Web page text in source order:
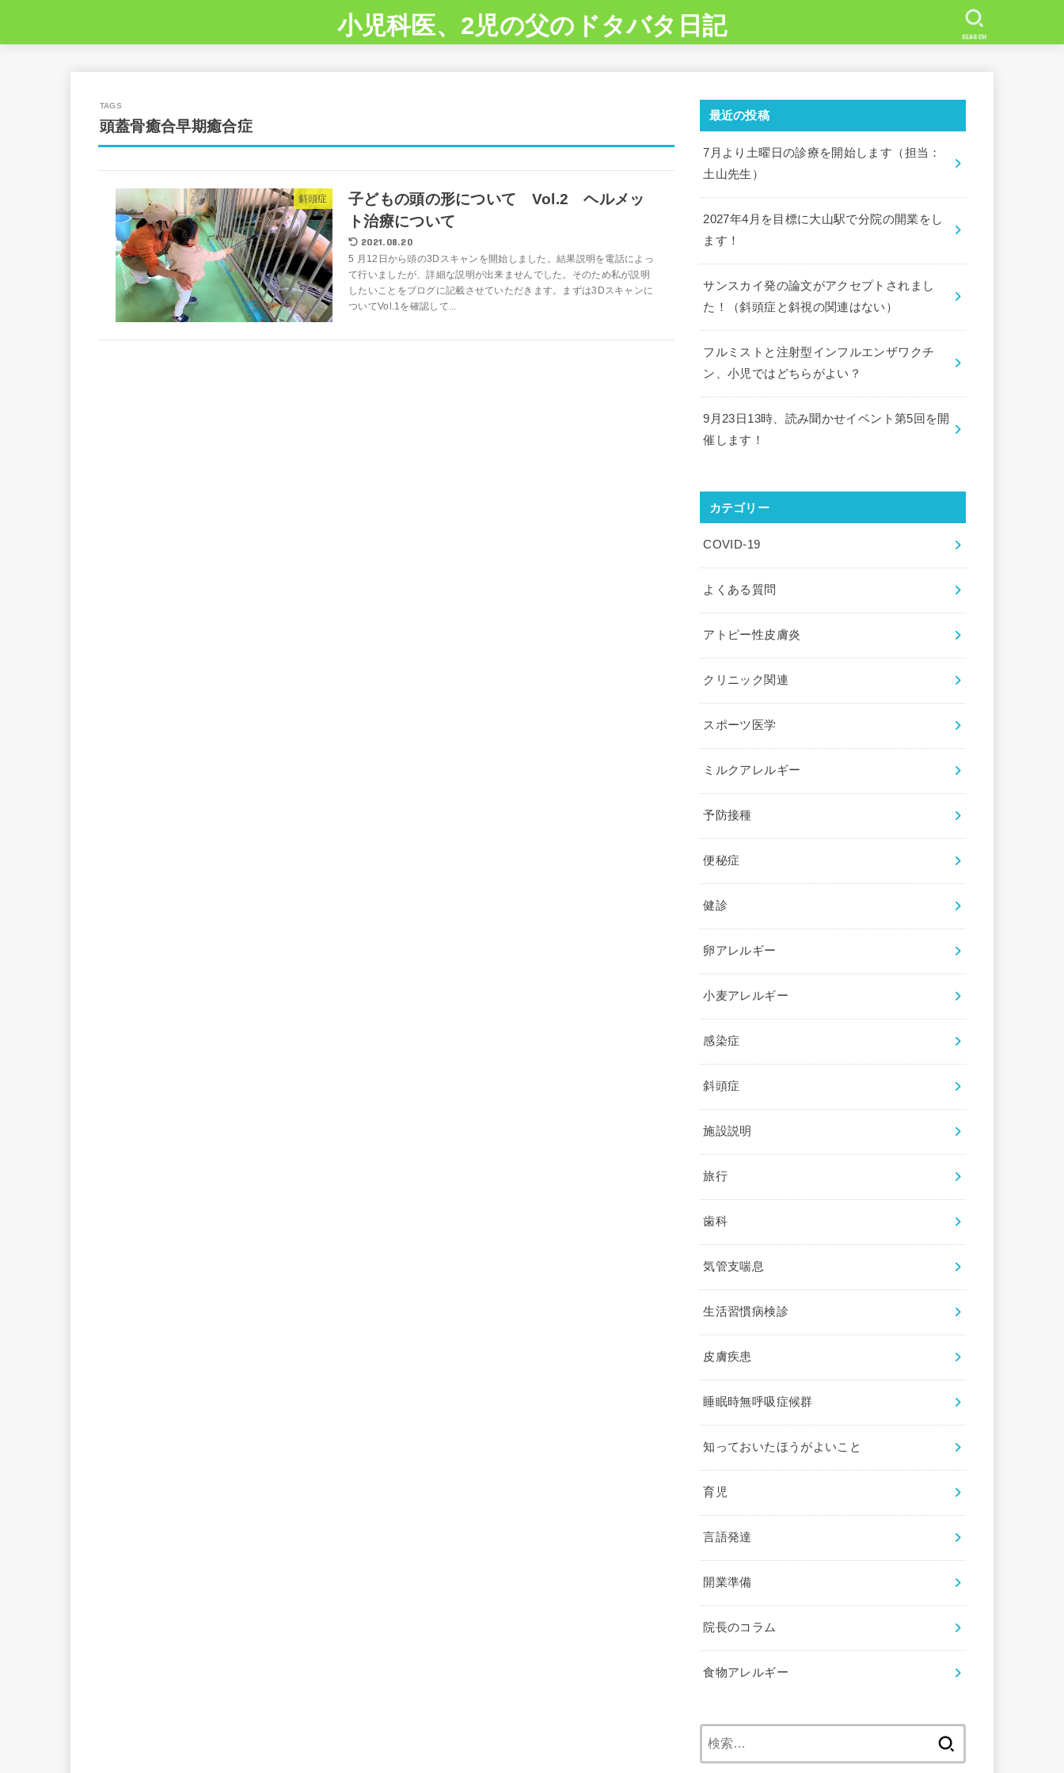
小児科医、2児の父のドタバタ日記 SEARCH
頭蓋骨癒合早期癒合症
斜頭症
子どもの頭の形について Vol.2 ヘルメッ
ト治療について
2021.08.20
5 月12日から頭の3Dスキャンを開始しました。結果説明を電話によっ
て行いましたが、詳細な説明が出来ませんでした。そのため私が説明
したいことをブログに記載させていただきます。まずは3Dスキャンに
ついてVol.1を確認して...
最近の投稿
7月より土曜日の診療を開始します（担当：
土山先生）
2027年4月を目標に大山駅で分院の開業をし
ます！
サンスカイ発の論文がアクセプトされまし
た！（斜頭症と斜視の関連はない）
フルミストと注射型インフルエンザワクチ
ン、小児ではどちらがよい？
9月23日13時、読み聞かせイベント第5回を開
催します！
カテゴリー
COVID-19
よくある質問
アトピー性皮膚炎
クリニック関連
スポーツ医学
ミルクアレルギー
予防接種
便秘症
健診
卵アレルギー
小麦アレルギー
感染症
斜頭症
施設説明
旅行
歯科
気管支喘息
生活習慣病検診
皮膚疾患
睡眠時無呼吸症候群
知っておいたほうがよいこと
育児
言語発達
開業準備
院長のコラム
食物アレルギー